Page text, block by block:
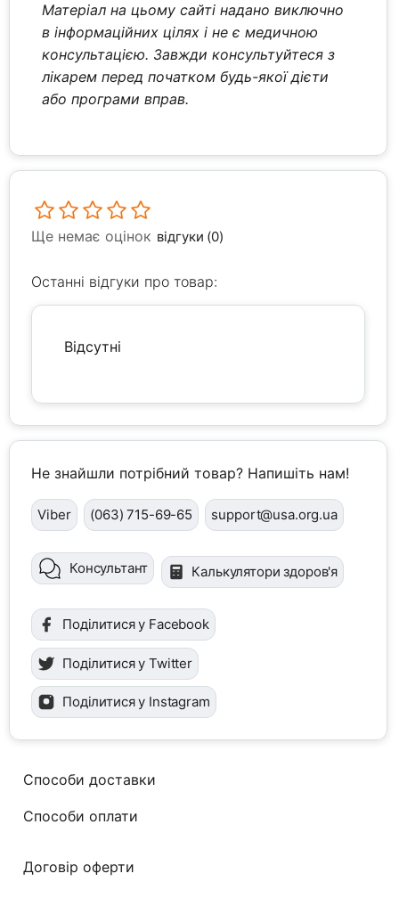
Матеріал на цьому сайті надано виключно
в інформаційних цілях і не є медичною
консультацією. Завжди консультуйтеся з
лікарем перед початком будь-якої дієти
або програми вправ.
Ще немає оцінок відгуки (0)
Останні відгуки про товар:
Відсутні
Не знайшли потрібний товар? Напишіть нам!
Viber (063) 715-69-65 support@usa.org.ua
Консультант Калькулятори здоров'я
Поділитися у Facebook
Поділитися у Twitter
Поділитися у Instagram
Способи доставки
Способи оплати
Договір оферти